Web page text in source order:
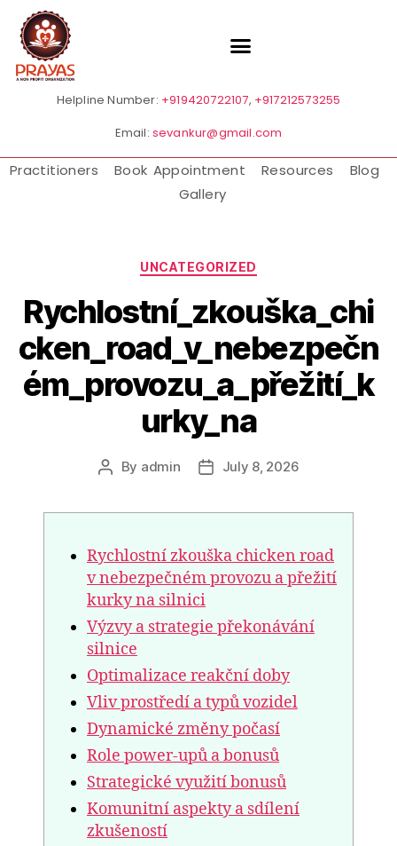
Helpline Number: +919420722107, +917212573255
Email: sevankur@gmail.com
Practitioners Book Appointment Resources
Blog
Gallery
UNCATEGORIZED
Rychlostní_zkouška_chi
cken_road_v_nebezpečn
ém_provozu_a_přežití_k
urky_na
By admin July 8, 2026
Rychlostní zkouška chicken road
v nebezpečném provozu a přežití
kurky na silnici
Výzvy a strategie překonávání
silnice
Optimalizace reakční doby
Vliv prostředí a typů vozidel
Dynamické změny počasí
Role power-upů a bonusů
Strategické využití bonusů
Komunitní aspekty a sdílení
zkušeností